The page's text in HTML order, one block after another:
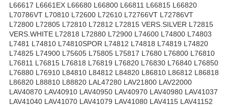
L66617 L6661EX L66680 L66800 L66811 L66815 L66820
L70786VT L70810 L72600 L72610 L72766VT L72786VT
L72800 L72805 L72810 L72812 L72815 VERS.SILVER L72815
VERS.WHITE L72818 L72880 L72900 L74600 L74800 L74803
L7481 L74810 L74810SPOR L74812 L74818 L74819 L74820
L74825 L74900 L75605 L75805 L75817 L7680 L76800 L76810
L76811 L76815 L76818 L76819 L76820 L76830 L76840 L76850
L76880 L76910 L84810 L84812 L84820 L86810 L86812 L86818
L86820 L88810 L88820 LAL47280 LAV21800 LAV22000
LAV40870 LAV40910 LAV40950 LAV40970 LAV40980 LAV41037
LAV41040 LAV41070 LAV41079 LAV41080 LAV4115 LAV41152